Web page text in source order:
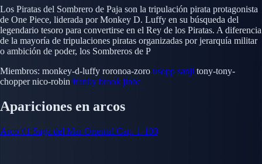
Los Piratas del Sombrero de Paja son la tripulación pirata protagonista
de One Piece, liderada por Monkey D. Luffy en su búsqueda del
legendario tesoro para convertirse en el Rey de los Piratas. A diferencia
de la mayoría de tripulaciones piratas organizadas por jerarquía militar
o ambición de poder, los Sombreros de P
Miembros: monkey-d-luffy roronoa-zoro usopp sanji tony-tony-
choppernico-robin franky brook jinbe
Apariciones en arcos
Arco #1 Saga del Mar Oriental Cap. 1-100